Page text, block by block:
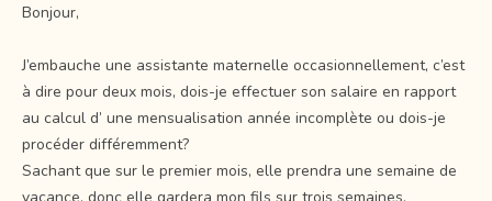
Bonjour,
J’embauche une assistante maternelle occasionnellement, c’est
à dire pour deux mois, dois-je effectuer son salaire en rapport
au calcul d’ une mensualisation année incomplète ou dois-je
procéder différemment?
Sachant que sur le premier mois, elle prendra une semaine de